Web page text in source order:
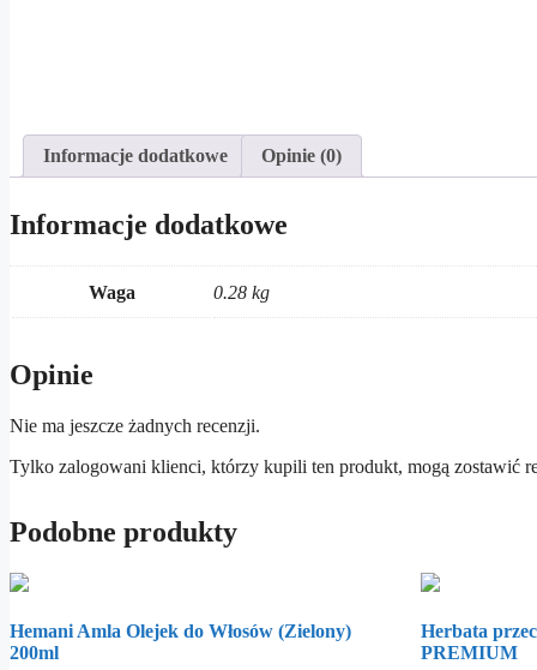
Informacje dodatkowe Opinie (0)
Informacje dodatkowe
Waga 0.28 kg
Opinie
Nie ma jeszcze żadnych recenzji.
Tylko zalogowani klienci, którzy kupili ten produkt, mogą zostawić
Podobne produkty
Hemani Amla Olejek do Włosów (Zielony)
200ml
Herbata
PREMIUM